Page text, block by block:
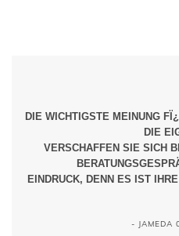
DIE WICHTIGSTE MEINUNG
DIE
VERSCHAFFEN SIE SICH
EINDRUCK, DENN ES IST
- JAMEDA